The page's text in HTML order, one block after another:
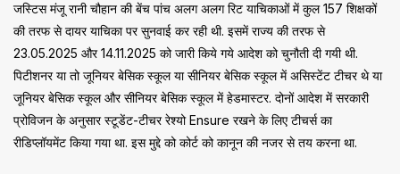
जस्टिस मंजू रानी चौहान की बेंच पांच अलग अलग रिट याचिकाओं में कुल 157 शिक्षकों
की तरफ से दायर याचिका पर सुनवाई कर रही थी. इसमें राज्य की तरफ से
23.05.2025 और 14.11.2025 को जारी किये गये आदेश को चुनौती दी गयी थी.
पिटीशनर या तो जूनियर बेसिक स्कूल या सीनियर बेसिक स्कूल में असिस्टेंट टीचर थे या
जूनियर बेसिक स्कूल और सीनियर बेसिक स्कूल में हेडमास्टर. दोनों आदेश में सरकारी
प्रोविजन के अनुसार स्टूडेंट-टीचर रेश्यो Ensure रखने के लिए टीचर्स का
रीडिप्लॉयमेंट किया गया था. इस मुद्दे को कोर्ट को कानून की नजर से तय करना था.